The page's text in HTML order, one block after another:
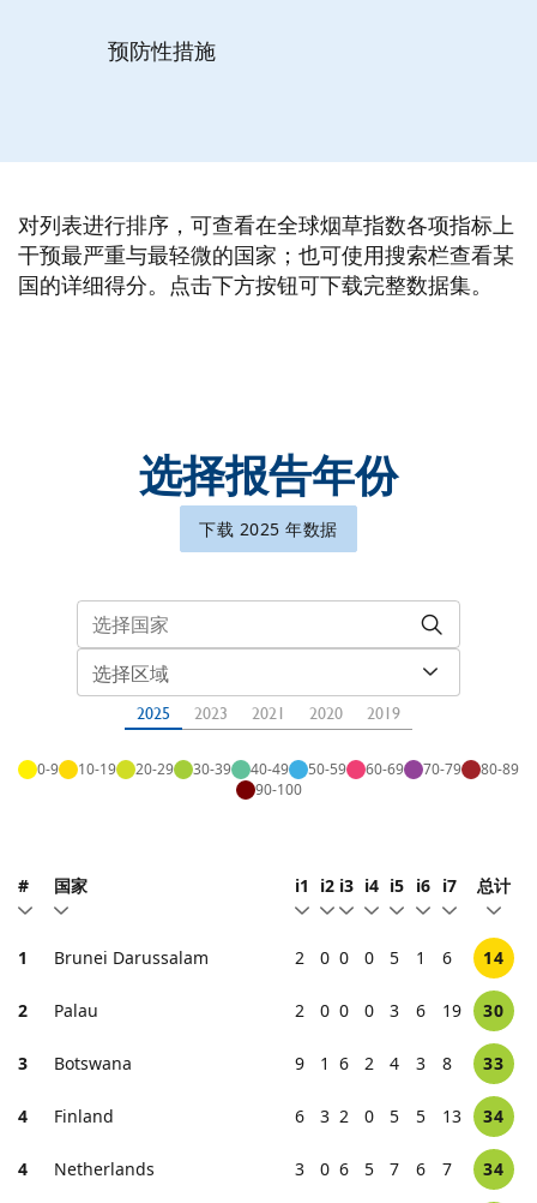
预防性措施
对列表进行排序，可查看在全球烟草指数各项指标上
干预最严重与最轻微的国家；也可使用搜索栏查看某
国的详细得分。点击下方按钮可下载完整数据集。
选择报告年份
下载 2025 年数据
选择区域
2025 2023 2021 2020 2019
0-9 10-19 20-29 30-39 40-49 50-59 60-69 70-79
80-89
90-100
# 国家 i1 i2 i3 i4 i5 i6 i7 总计
1 Brunei Darussalam 2 0 0 0 5 1 6 14
2 Palau 2 0 0 0 3 6 19 30
3 Botswana 9 1 6 2 4 3 8 33
4 Finland 6 3 2 0 5 5 13 34
4 Netherlands 3 0 6 5 7 6 7 34